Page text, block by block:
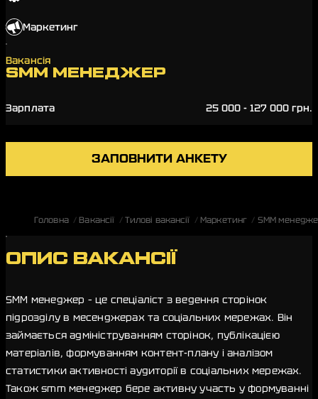
Маркетинг
Вакансія
SMM МЕНЕДЖЕР
Зарплата 25 000 - 127 000 грн.
ЗАПОВНИТИ АНКЕТУ
Головна Вакансії Тилові вакансії Маркетинг SMM
ОПИС ВАКАНСІЇ
SMM менеджер – це спеціаліст з ведення сторінок
підрозділу в месенджерах та соціальних мережах. Він
займається адмініструванням сторінок, публікацією
матеріалів, формуванням контент-плану і аналізом
статистики активності аудиторії в соціальних мережах.
Також smm менеджер бере активну участь у формуванні